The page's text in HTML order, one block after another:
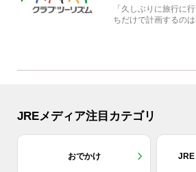
「久しぶりに旅行に
ちだけで計画するの
JREメディア注目カテゴリ
おでかけ JRE